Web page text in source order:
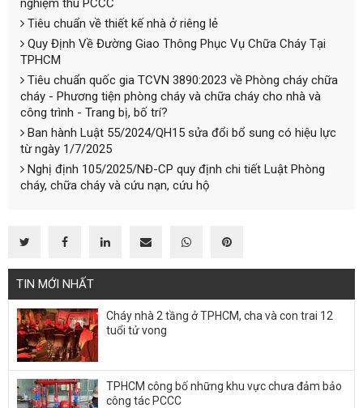
nghiệm thu PCCC
Tiêu chuẩn về thiết kế nhà ở riêng lẻ
Quy Định Về Đường Giao Thông Phục Vụ Chữa Cháy Tại
TPHCM
Tiêu chuẩn quốc gia TCVN 3890:2023 về Phòng cháy chữa
cháy - Phương tiện phòng cháy và chữa cháy cho nhà và
công trình - Trang bị, bố trí?
Ban hành Luật 55/2024/QH15 sửa đổi bổ sung có hiệu lực
từ ngày 1/7/2025
Nghị định 105/2025/NĐ-CP quy định chi tiết Luật Phòng
cháy, chữa cháy và cứu nạn, cứu hộ
TIN MỚI NHẤT
Cháy nhà 2 tầng ở TPHCM, cha và con trai 12
tuổi tử vong
TPHCM công bố những khu vực chưa đảm bảo
công tác PCCC